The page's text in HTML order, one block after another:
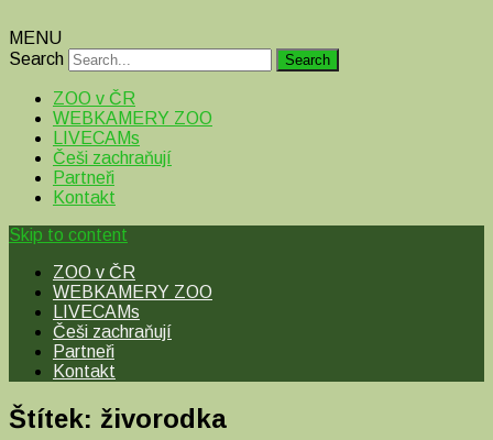
MENU
Search
ZOO v ČR
WEBKAMERY ZOO
LIVECAMs
Češi zachraňují
Partneři
Kontakt
Skip to content
ZOO v ČR
WEBKAMERY ZOO
LIVECAMs
Češi zachraňují
Partneři
Kontakt
Štítek: živorodka